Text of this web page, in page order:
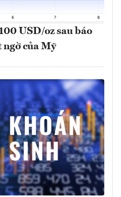
USD/oz sau báo
ngờ của Mỹ